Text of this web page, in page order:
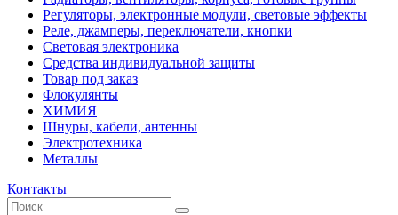
Регуляторы, электронные модули, световые эффекты
Реле, джамперы, переключатели, кнопки
Световая электроника
Средства индивидуальной защиты
Товар под заказ
Флокулянты
ХИМИЯ
Шнуры, кабели, антенны
Электротехника
Металлы
Контакты